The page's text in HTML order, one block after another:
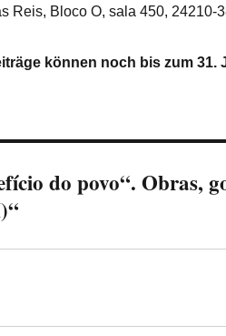
Reis, Bloco O, sala 450,
können noch bis zum 31.
do povo“. Obras,